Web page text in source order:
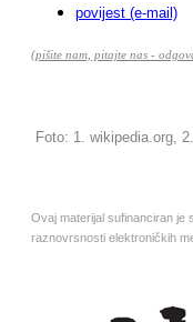
povijest (e-mail)
(pišite nam, pitajte nas -
Foto: 1. wikipedia.org,
Ovaj materijal sufinanciran je
raznovrsnosti elektroničkih